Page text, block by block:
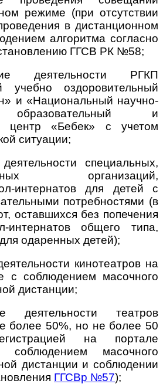
режиме (при отсутствии
в дистанционном
алгоритма согласно
ГГСВ РК №58;
деятельности РГКП
учебно­ оздоровительный
и «Национальный научно-
образовательный и
центр «Бебек» с учетом
ситуации;
специальных,
организаций,
интернатов для детей с
потребностями (в
оставшихся без попечения
интернатов общего типа,
одаренных детей);
кинотеатров на
с соблюдением масочного
дистанции;
деятельности театров
более 50%, но не более 50
на портале
соблюдением масочного
дистанции и соблюдении
ГГСВр №57);